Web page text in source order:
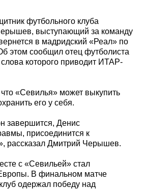
футбольного клуба
выступающий за команду
в мадридский «Реал» по
этом сообщил отец футболиста
которого приводит ИТАР-
«Севилья» может выкупить
его у себя.
завершится, Денис
присоединится к
рассказал Дмитрий Черышев.
с «Севильей» стал
В финальном матче
одержал победу над